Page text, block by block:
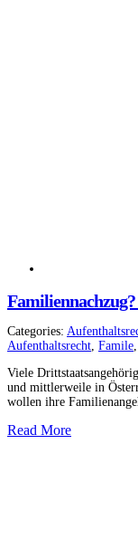
Categories:
Aufenthaltsrecht, Famile,
Viele
und mittlerweile in
wollen ihre
Read More